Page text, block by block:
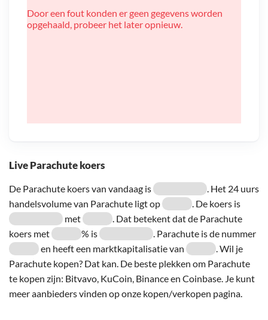
Live Parachute koers
De Parachute koers van vandaag is
. Het 24 uurs
handelsvolume van Parachute ligt op
. De koers is
met
. Dat betekent dat de Parachute
koers met
% is
. Parachute is de nummer
en heeft een marktkapitalisatie van
. Wil je
Parachute kopen? Dat kan. De beste plekken om Parachute
te kopen zijn: Bitvavo, KuCoin, Binance en Coinbase. Je kunt
meer aanbieders vinden op onze kopen/verkopen pagina.
Door een fout konden er geen gegevens worden
opgehaald, probeer het later opnieuw.